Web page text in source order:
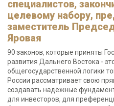
специалистов,
целевому набору,
заместитель
Яровая
90 законов, которые приняты
развития Дальнего Востока -
общегосударственной логики
России рассматривает свою
создавать надёжные
для инвесторов, для